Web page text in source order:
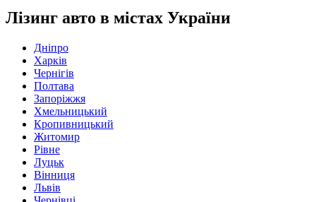
Лізинг авто в містах України
Дніпро
Харків
Чернігів
Полтава
Запоріжжя
Хмельницький
Кропивницький
Житомир
Рівне
Луцьк
Вінниця
Львів